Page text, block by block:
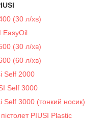
(30 л/хв)
EasyOil
(30 л/хв)
(60 л/хв)
Self 2000
Self 3000
Self 3000 (тонкий носик)
PIUSI Plastic